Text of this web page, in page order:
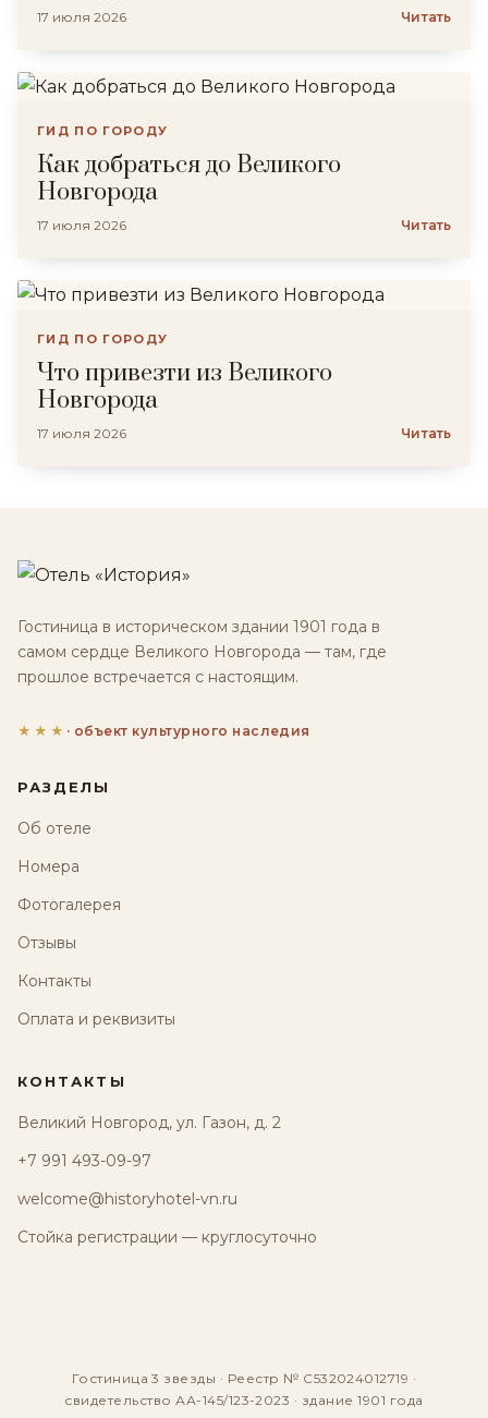
17 июля 2026 Читать
ГИД ПО ГОРОДУ
Как добраться до Великого
Новгорода
17 июля 2026 Читать
ГИД ПО ГОРОДУ
Что привезти из Великого
Новгорода
17 июля 2026 Читать
Гостиница в историческом здании 1901 года в
самом сердце Великого Новгорода — там, где
прошлое встречается с настоящим.
★★★ · объект культурного наследия
РАЗДЕЛЫ
Об отеле
Номера
Фотогалерея
Отзывы
Контакты
Оплата и реквизиты
КОНТАКТЫ
Великий Новгород, ул. Газон, д. 2
+7 991 493-09-97
welcome@historyhotel-vn.ru
Стойка регистрации — круглосуточно
Гостиница 3 звезды · Реестр № С532024012719 ·
свидетельство АА-145/123-2023 · здание 1901 года